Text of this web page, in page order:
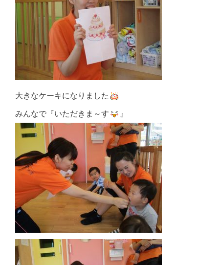
大きなケーキになりました
みんなで『いただきま～す 』